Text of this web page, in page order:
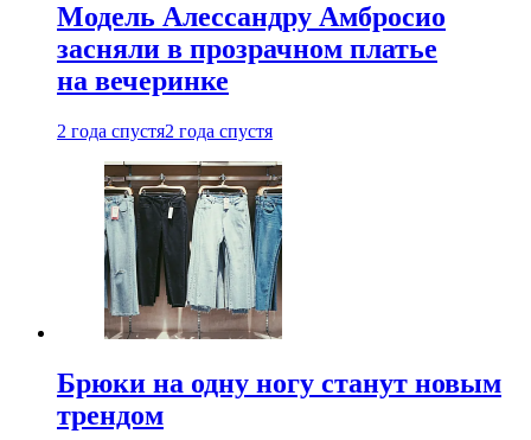
Модель Алессандру Амбросио
засняли в прозрачном платье
на вечеринке
2 года спустя2 года спустя
Брюки на одну ногу станут новым
трендом